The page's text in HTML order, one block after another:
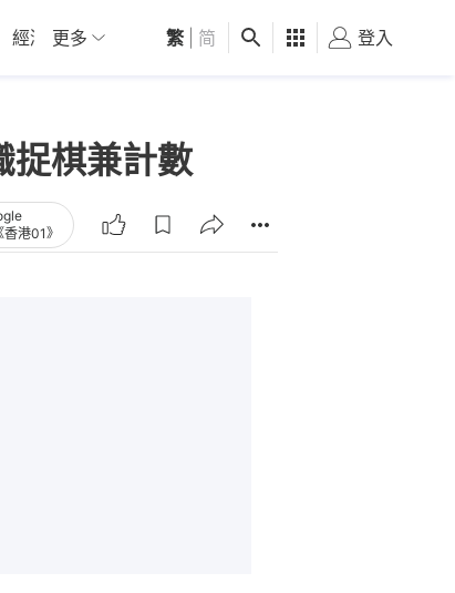
經濟 01深圳 觀點 健康 好食玩飛
更多 繁 简 登入
捉棋兼計數
港01》